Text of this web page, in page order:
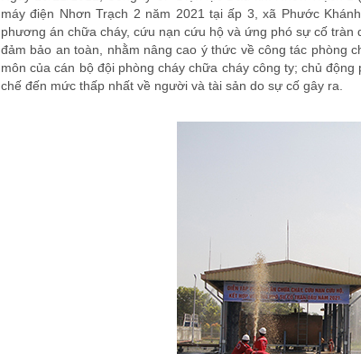
máy điện Nhơn Trạch 2 năm 2021 tại ấp 3, xã Phước
phương án chữa cháy, cứu nạn cứu hộ và ứng phó sự cố
đảm bảo an toàn, nhằm nâng cao ý thức về công tác phòng
môn của cán bộ đội phòng cháy chữa cháy công ty; chủ
chế đến mức thấp nhất về người và tài sản do sự cố gây ra.